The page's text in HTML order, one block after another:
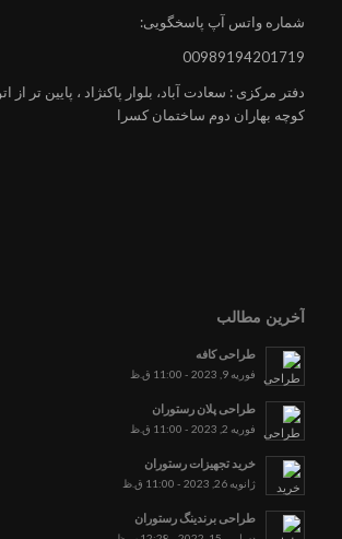
شماره واتس آپ پاسخگویی:
00989194201719
دفتر مرکزی : سعادت آباد، بلوار پاکنژاد ، پایین تر از
کوچه بهاران دوم ساختمان کسرا
آخرین مطالب
طراحی کافه
فوریه 9, 2023 - 11:00 ق.ظ
طراحی پلان رستوران
فوریه 2, 2023 - 11:00 ق.ظ
خرید تجهیزات رستوران
ژانویه 26, 2023 - 11:00 ق.ظ
طراحی برندینگ رستوران